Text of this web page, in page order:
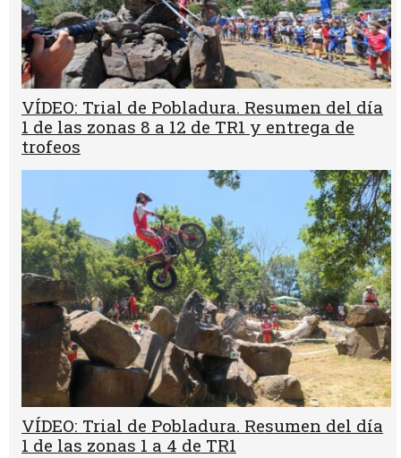
VÍDEO: Trial de Pobladura. Resumen del día
1 de las zonas 8 a 12 de TR1 y entrega de
trofeos
VÍDEO: Trial de Pobladura. Resumen del día
1 de las zonas 1 a 4 de TR1